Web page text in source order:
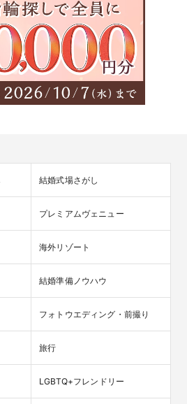
結婚式場さがし
プレミアムヴェニュー
海外リゾート
結婚準備ノウハウ
フォトウエディング・前撮り
旅行
LGBTQ+フレンドリー